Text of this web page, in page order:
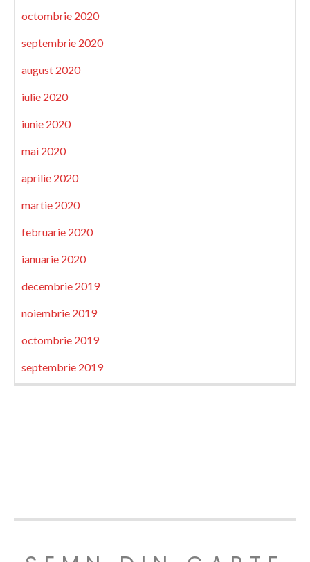
octombrie 2020
septembrie 2020
august 2020
iulie 2020
iunie 2020
mai 2020
aprilie 2020
martie 2020
februarie 2020
ianuarie 2020
decembrie 2019
noiembrie 2019
octombrie 2019
septembrie 2019